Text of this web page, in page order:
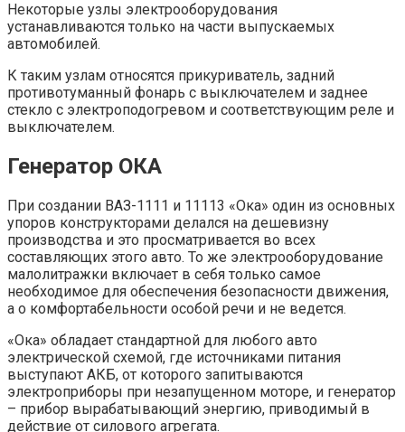
Некоторые узлы электрооборудования
устанавливаются только на части выпускаемых
автомобилей.
К таким узлам относятся прикуриватель, задний
противотуманный фонарь с выключателем и заднее
стекло с электроподогревом и соответствующим реле и
выключателем.
Генератор ОКА
При создании ВАЗ-1111 и 11113 «Ока» один из основных
упоров конструкторами делался на дешевизну
производства и это просматривается во всех
составляющих этого авто. То же электрооборудование
малолитражки включает в себя только самое
необходимое для обеспечения безопасности движения,
а о комфортабельности особой речи и не ведется.
«Ока» обладает стандартной для любого авто
электрической схемой, где источниками питания
выступают АКБ, от которого запитываются
электроприборы при незапущенном моторе, и генератор
– прибор вырабатывающий энергию, приводимый в
действие от силового агрегата.